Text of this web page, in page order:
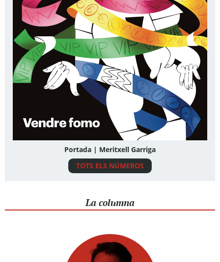
Portada | Meritxell Garriga
TOTS ELS NÚMEROS
La columna